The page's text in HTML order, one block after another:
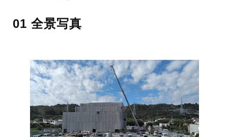
01 全景写真